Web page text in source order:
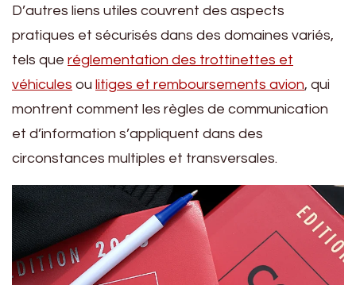
D’autres liens utiles couvrent des aspects
pratiques et sécurisés dans des domaines variés,
tels que réglementation des trottinettes et
véhicules ou litiges et remboursements avion, qui
montrent comment les règles de communication
et d’information s’appliquent dans des
circonstances multiples et transversales.